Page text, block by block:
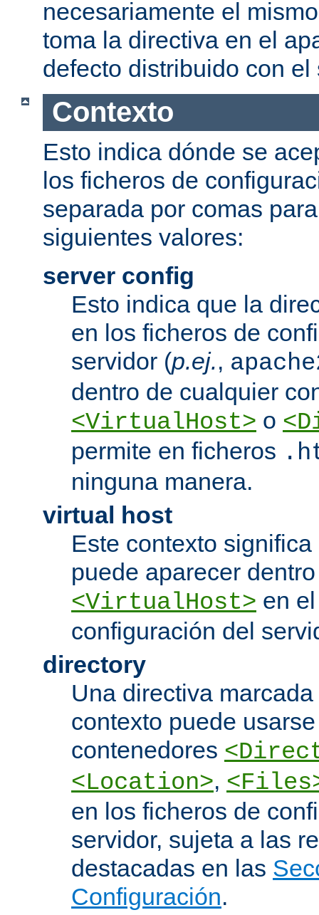
necesariamente el
toma la directiva en el
defecto distribuido con el
Contexto
Esto indica dónde se
los ficheros de
separada por comas
siguientes valores:
server config
Esto indica que la
en los ficheros de
servidor (p.ej.,
dentro de cualquier
<VirtualHost> o
permite en ficheros
ninguna manera.
virtual host
Este contexto
puede aparecer
<VirtualHost> en
configuración del
directory
Una directiva
contexto puede
contenedores
<Location>,
en los ficheros de
servidor, sujeta a las
destacadas en las
Configuración.